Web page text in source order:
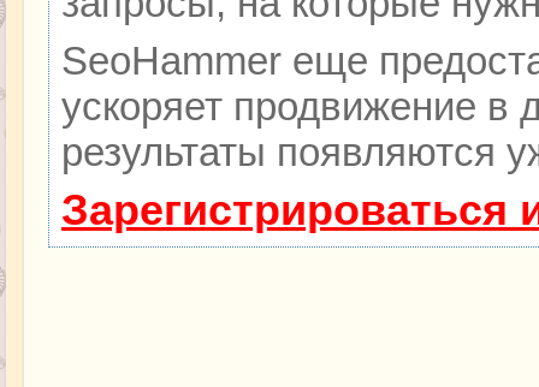
SeoHammer еще
ускоряет продвижение в
результаты появляются